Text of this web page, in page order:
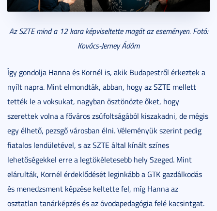
Az SZTE mind a 12 kara képviseltette magát az eseményen. Fotó:
Kovács-Jerney Ádám
Így gondolja Hanna és Kornél is, akik Budapestről érkeztek a
nyílt napra. Mint elmondták, abban, hogy az SZTE mellett
tették le a voksukat, nagyban ösztönözte őket, hogy
szerettek volna a főváros zsúfoltságából kiszakadni, de mégis
egy élhető, pezsgő városban élni. Véleményük szerint pedig
fiatalos lendületével, s az SZTE által kínált színes
lehetőségekkel erre a legtökéletesebb hely Szeged. Mint
elárulták, Kornél érdeklődését leginkább a GTK gazdálkodás
és menedzsment képzése keltette fel, míg Hanna az
osztatlan tanárképzés és az óvodapedagógia felé kacsintgat.